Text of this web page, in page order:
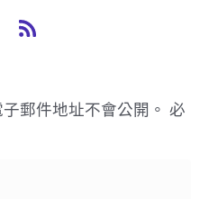
郵件地址不會公開。 必